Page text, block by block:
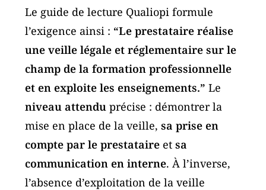
Le guide de lecture Qualiopi formule
l’exigence ainsi : “Le prestataire réalise
une veille légale et réglementaire sur le
champ de la formation professionnelle
et en exploite les enseignements.” Le
niveau attendu précise : démontrer la
mise en place de la veille,sa prise en
compte par le prestataire etsa
communication en interne. À l’inverse,
l’absence d’exploitation de la veille